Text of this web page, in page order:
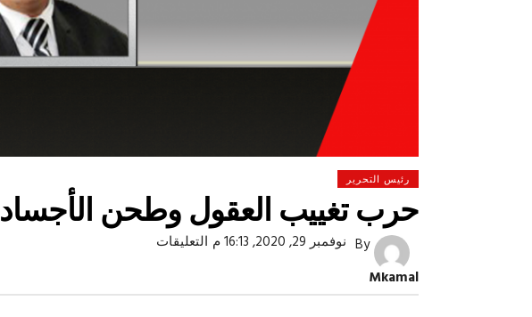
رئيس التحرير
حرب تغييب العقول وطحن الأجساد
By
Mkamal
نوفمبر 29, 2020, 16:13 م التعليقات
وطحن
التشجيع «أخلاق» وليس «تحفيل»